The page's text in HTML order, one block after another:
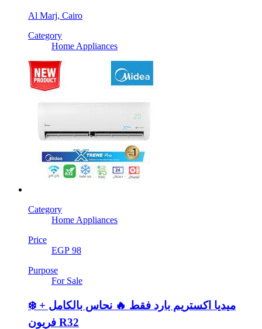
Al Marj, Cairo
Category
Home Appliances
Category
Home Appliances
Price
EGP 98
Purpose
For Sale
❄️ ميديا اكستريم بارد فقط 🔥 نحاس بالكامل +
فريون R32